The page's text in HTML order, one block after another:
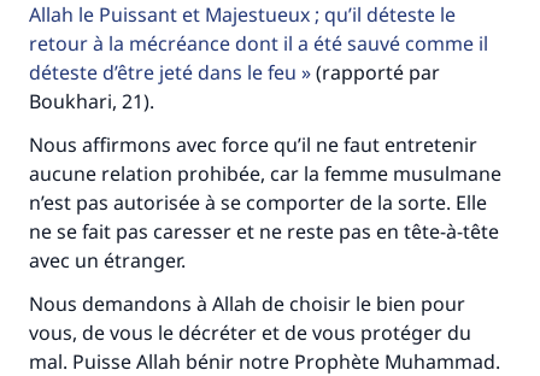
Allah le Puissant et Majestueux ; qu’il déteste le
retour à la mécréance dont il a été sauvé comme il
déteste d’être jeté dans le feu
(rapporté par
Boukhari, 21).
Nous affirmons avec force qu’il ne faut entretenir
aucune relation prohibée, car la femme musulmane
n’est pas autorisée à se comporter de la sorte. Elle
ne se fait pas caresser et ne reste pas en tête-à-tête
avec un étranger.
Nous demandons à Allah de choisir le bien pour
vous, de vous le décréter et de vous protéger du
mal. Puisse Allah bénir notre Prophète Muhammad.